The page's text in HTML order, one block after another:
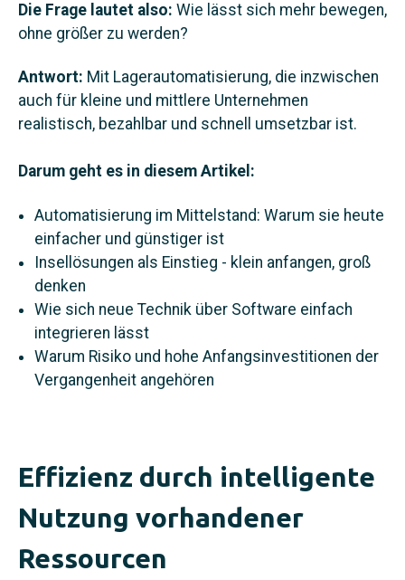
Die Frage lautet also: Wie lässt sich mehr bewegen,
ohne größer zu werden?
Antwort: Mit Lagerautomatisierung, die inzwischen
auch für kleine und mittlere Unternehmen
realistisch, bezahlbar und schnell umsetzbar ist.
Darum geht es in diesem Artikel:
Automatisierung im Mittelstand: Warum sie heute
einfacher und günstiger ist
Insellösungen als Einstieg - klein anfangen, groß
denken
Wie sich neue Technik über Software einfach
integrieren lässt
Warum Risiko und hohe Anfangsinvestitionen der
Vergangenheit angehören
Effizienz durch intelligente
Nutzung vorhandener
Ressourcen